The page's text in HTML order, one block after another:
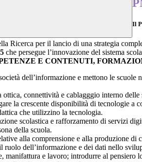
Il
Ricerca per il lancio di una strategia
che persegue l’innovazione del sistema
E CONTENUTI,
dell’informazione e mettono le
ottica, connettività e cablagggio interno delle
la crescente disponibilità di tecnologie a
che utilizzino la tecnologia.
scolastica e rafforzamento di servizi
della scuola.
alla comprensione e alla produzione
dell’informazione e dei dati nello
e lavoro; introdurre al